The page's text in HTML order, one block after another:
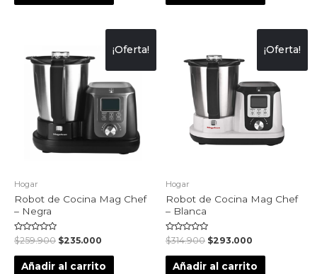
¡Oferta!
Hogar
Robot de Cocina Mag Chef
– Negra
Valorado
en
0
$259.900 $235.000
Añadir al carrito
¡Oferta!
Hogar
Robot de Cocina Mag Chef
– Blanca
Valorado
en
0
$314.900 $293.000
Añadir al carrito